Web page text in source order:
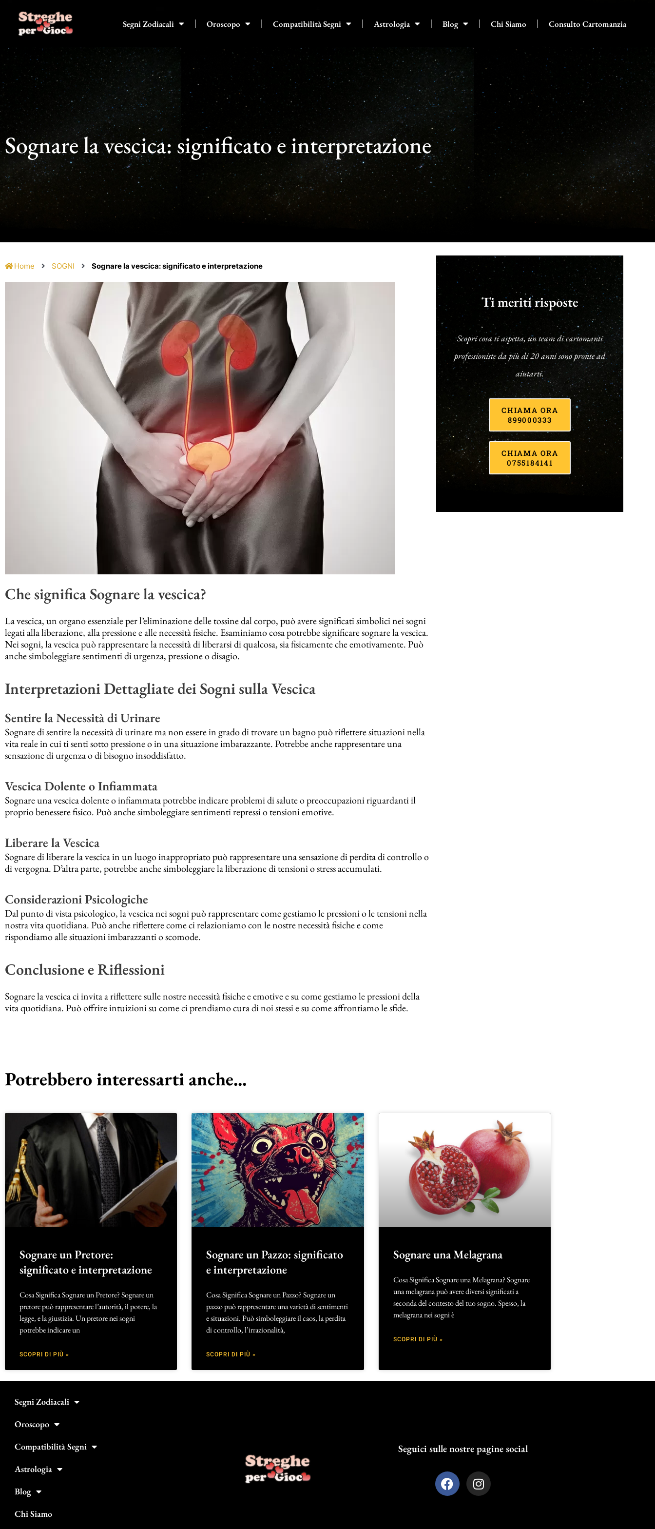
contenuto
Segni Zodiacali Oroscopo Compatibilità Segni Astrologia Blog Chi Siamo Consulto Cartomanzia
Sognare la vescica: significato e interpretazione
Home SOGNI Sognare la vescica: significato e interpretazione
Che significa Sognare la vescica?
La vescica, un organo essenziale per l’eliminazione delle tossine dal corpo, può avere significati simbolici nei sogni
legati alla liberazione, alla pressione e alle necessità fisiche. Esaminiamo cosa potrebbe significare sognare la vescica.
Nei sogni, la vescica può rappresentare la necessità di liberarsi di qualcosa, sia fisicamente che emotivamente. Può
anche simboleggiare sentimenti di urgenza, pressione o disagio.
Interpretazioni Dettagliate dei Sogni sulla Vescica
Sentire la Necessità di Urinare
Sognare di sentire la necessità di urinare ma non essere in grado di trovare un bagno può riflettere situazioni nella
vita reale in cui ti senti sotto pressione o in una situazione imbarazzante. Potrebbe anche rappresentare una
sensazione di urgenza o di bisogno insoddisfatto.
Vescica Dolente o Infiammata
Sognare una vescica dolente o infiammata potrebbe indicare problemi di salute o preoccupazioni riguardanti il
proprio benessere fisico. Può anche simboleggiare sentimenti repressi o tensioni emotive.
Liberare la Vescica
Sognare di liberare la vescica in un luogo inappropriato può rappresentare una sensazione di perdita di controllo o
di vergogna. D’altra parte, potrebbe anche simboleggiare la liberazione di tensioni o stress accumulati.
Considerazioni Psicologiche
Dal punto di vista psicologico, la vescica nei sogni può rappresentare come gestiamo le pressioni o le tensioni nella
nostra vita quotidiana. Può anche riflettere come ci relazioniamo con le nostre necessità fisiche e come
rispondiamo alle situazioni imbarazzanti o scomode.
Conclusione e Riflessioni
Sognare la vescica ci invita a riflettere sulle nostre necessità fisiche e emotive e su come gestiamo le pressioni della
vita quotidiana. Può offrire intuizioni su come ci prendiamo cura di noi stessi e su come affrontiamo le sfide.
Ti meriti risposte
Scopri cosa ti aspetta, un team di cartomanti
professioniste da più di 20 anni sono pronte ad
aiutarti.
CHIAMA ORA
899000333
CHIAMA ORA
0755184141
Potrebbero interessarti anche...
Sognare un Pretore:
significato e interpretazione
Cosa Significa Sognare un Pretore? Sognare un
pretore può rappresentare l’autorità, il potere, la
legge, e la giustizia. Un pretore nei sogni
potrebbe indicare un
SCOPRI DI PIÙ »
Sognare un Pazzo: significato
e interpretazione
Cosa Significa Sognare un Pazzo? Sognare un
pazzo può rappresentare una varietà di sentimenti
e situazioni. Può simboleggiare il caos, la perdita
di controllo, l’irrazionalità,
SCOPRI DI PIÙ »
Sognare una Melagrana
Cosa Significa Sognare una Melagrana? Sognare
una melagrana può avere diversi significati a
seconda del contesto del tuo sogno. Spesso, la
melagrana nei sogni è
SCOPRI DI PIÙ »
Segni Zodiacali
Oroscopo
Compatibilità Segni
Astrologia
Blog
Chi Siamo
Seguici sulle nostre pagine social
F
a
I
n